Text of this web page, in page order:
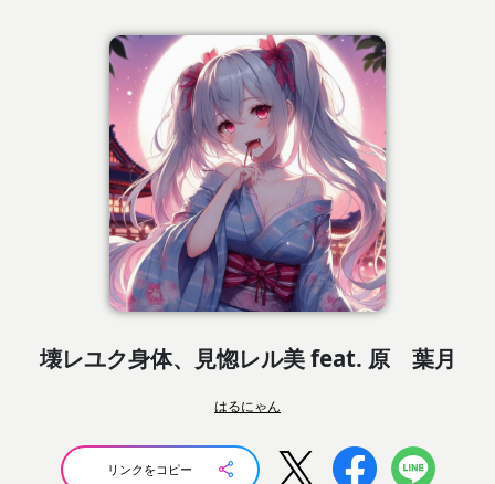
壊レユク身体、見惚レル美 feat. 原 葉月
はるにゃん
リンクをコピー